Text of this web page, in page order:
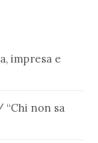
impresa e
“Chi non sa